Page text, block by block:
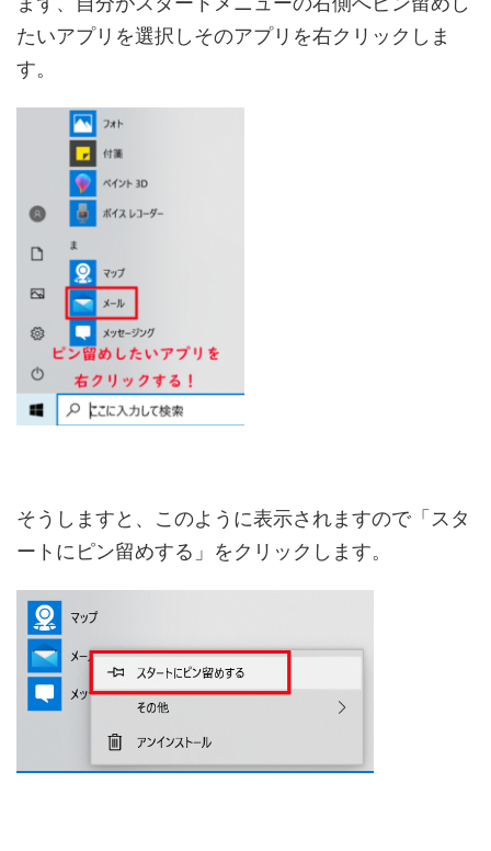
たいアプリを選択しそのアプリを右クリックしま
す。
そうしますと、このように表示されますので「スタ
ートにピン留めする」をクリックします。